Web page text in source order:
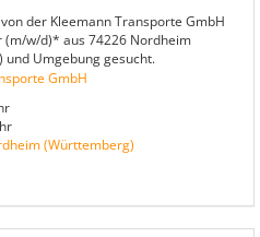
der Kleemann Transporte GmbH
(m/w/d)* aus 74226 Nordheim
und Umgebung gesucht.
GmbH
(Württemberg)